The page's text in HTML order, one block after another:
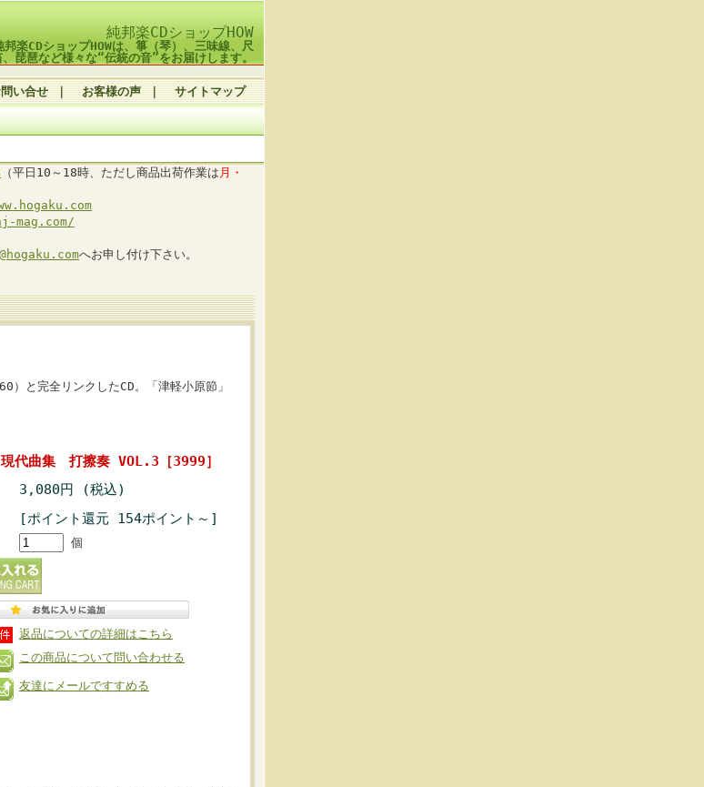
純邦楽CDショップHOW
CDショップHOWは、箏（琴）、三味線、尺
琵琶など様々な“伝統の音”をお届けします。
い合せ｜ お客様の声｜ サイトマップ
（平日10～18時、ただし商品出荷作業は 月・
mag.com/
へお申し付け下さい。
）と完全リンクしたCD。「津軽小原節」
代曲集 打擦奏 VOL.3［3999］
3,080円 (税込)
[ポイント還元 154ポイント～]
個
返品についての詳細はこちら
この商品について問い合わせる
友達にメールですすめる